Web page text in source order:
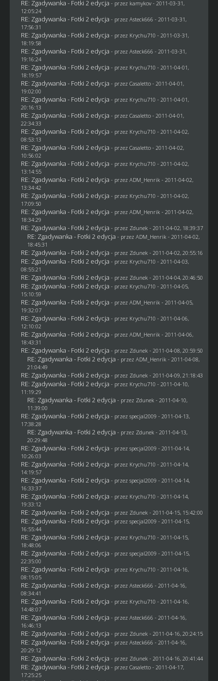
RE: Zgadywanka - Fotki 2 edycja - przez kamykov- 2011-03-31,
12:05:24
RE: Zgadywanka - Fotki 2 edycja - przez Asteck666 - 2011-03-31,
17:56:31
RE: Zgadywanka - Fotki 2 edycja - przez Krychu710 - 2011-03-31,
18:19:58
RE: Zgadywanka - Fotki 2 edycja - przez Asteck666 - 2011-03-31,
19:16:24
RE: Zgadywanka - Fotki 2 edycja - przez Krychu710 - 2011-04-01,
18:19:57
RE: Zgadywanka - Fotki 2 edycja - przez Casaletto- 2011-04-01,
19:02:00
RE: Zgadywanka - Fotki 2 edycja - przez Krychu710 - 2011-04-01,
20:16:13
RE: Zgadywanka - Fotki 2 edycja - przez Casaletto- 2011-04-01,
22:34:33
RE: Zgadywanka - Fotki 2 edycja - przez Krychu710 - 2011-04-02,
08:53:13
RE: Zgadywanka - Fotki 2 edycja - przez Casaletto- 2011-04-02,
10:56:02
RE: Zgadywanka - Fotki 2 edycja - przez Krychu710 - 2011-04-02,
13:14:55
RE: Zgadywanka - Fotki 2 edycja - przez ADM_Henrik- 2011-04-02,
13:34:42
RE: Zgadywanka - Fotki 2 edycja - przez Krychu710 - 2011-04-02,
17:09:50
RE: Zgadywanka - Fotki 2 edycja - przez ADM_Henrik- 2011-04-02,
18:34:29
RE: Zgadywanka - Fotki 2 edycja - przez Zdunek- 2011-04-02, 18:39:37
RE: Zgadywanka - Fotki 2 edycja - przez ADM_Henrik- 2011-04-02,
18:45:31
RE: Zgadywanka - Fotki 2 edycja - przez Zdunek- 2011-04-02, 20:55:16
RE: Zgadywanka - Fotki 2 edycja - przez Krychu710 - 2011-04-03,
08:55:21
RE: Zgadywanka - Fotki 2 edycja - przez Zdunek- 2011-04-04, 20:46:50
RE: Zgadywanka - Fotki 2 edycja - przez Krychu710 - 2011-04-05,
15:10:59
RE: Zgadywanka - Fotki 2 edycja - przez ADM_Henrik- 2011-04-05,
19:32:07
RE: Zgadywanka - Fotki 2 edycja - przez Krychu710 - 2011-04-06,
12:10:02
RE: Zgadywanka - Fotki 2 edycja - przez ADM_Henrik- 2011-04-06,
18:43:31
RE: Zgadywanka - Fotki 2 edycja - przez Zdunek- 2011-04-08, 20:59:50
RE: Zgadywanka - Fotki 2 edycja - przez ADM_Henrik- 2011-04-08,
21:04:49
RE: Zgadywanka - Fotki 2 edycja - przez Zdunek- 2011-04-09, 21:18:43
RE: Zgadywanka - Fotki 2 edycja - przez Krychu710 - 2011-04-10,
11:19:29
RE: Zgadywanka - Fotki 2 edycja - przez Zdunek- 2011-04-10,
11:39:00
RE: Zgadywanka - Fotki 2 edycja - przez specjal2009 - 2011-04-13,
17:38:28
RE: Zgadywanka - Fotki 2 edycja - przez Zdunek- 2011-04-13,
20:29:48
RE: Zgadywanka - Fotki 2 edycja - przez specjal2009 - 2011-04-14,
10:26:03
RE: Zgadywanka - Fotki 2 edycja - przez Krychu710 - 2011-04-14,
14:19:57
RE: Zgadywanka - Fotki 2 edycja - przez specjal2009 - 2011-04-14,
16:33:37
RE: Zgadywanka - Fotki 2 edycja - przez Krychu710 - 2011-04-14,
19:33:12
RE: Zgadywanka - Fotki 2 edycja - przez Zdunek- 2011-04-15, 15:42:00
RE: Zgadywanka - Fotki 2 edycja - przez specjal2009 - 2011-04-15,
16:55:44
RE: Zgadywanka - Fotki 2 edycja - przez Krychu710 - 2011-04-15,
18:48:06
RE: Zgadywanka - Fotki 2 edycja - przez specjal2009 - 2011-04-15,
22:35:00
RE: Zgadywanka - Fotki 2 edycja - przez Krychu710 - 2011-04-16,
08:15:05
RE: Zgadywanka - Fotki 2 edycja - przez Asteck666 - 2011-04-16,
08:34:41
RE: Zgadywanka - Fotki 2 edycja - przez Krychu710 - 2011-04-16,
14:48:07
RE: Zgadywanka - Fotki 2 edycja - przez Asteck666 - 2011-04-16,
16:46:13
RE: Zgadywanka - Fotki 2 edycja - przez Zdunek- 2011-04-16, 20:24:15
RE: Zgadywanka - Fotki 2 edycja - przez Asteck666 - 2011-04-16,
20:29:12
RE: Zgadywanka - Fotki 2 edycja - przez Zdunek- 2011-04-16, 20:41:44
RE: Zgadywanka - Fotki 2 edycja - przez Casaletto- 2011-04-17,
17:25:25